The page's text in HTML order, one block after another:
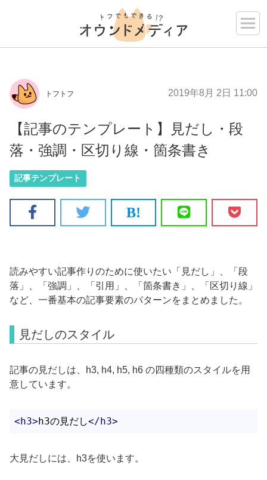
トフトフ 2019年8月 2日 11:00
【記事のテンプレート】見だし・段
落・強調・区切り線・箇条書き
記事テンプレート
読みやすい記事作りのために使いたい「見だし」、「段
落」、「強調」、「引用」、「箇条書き」、「区切り線」
など、一番基本の記事要素のパターンをまとめました。
見だしのスタイル
記事の見だしは、h3, h4, h5, h6 の四種類のスタイルを用
意しています。
< h3> h3の見だし</ h3>
大見だしには、h3を使います。